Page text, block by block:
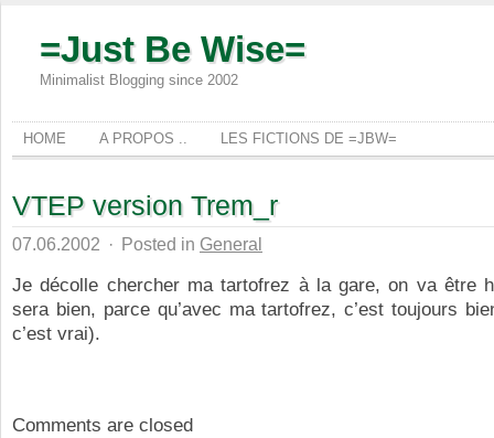
=Just Be Wise=
Minimalist Blogging since 2002
HOME A PROPOS .. LES FICTIONS DE =JBW=
VTEP version Trem_r
07.06.2002 · Posted in General
Je décolle chercher ma tartofrez à la gare, on va être
sera bien, parce qu’avec ma tartofrez, c’est toujours
c’est vrai).
Comments are closed